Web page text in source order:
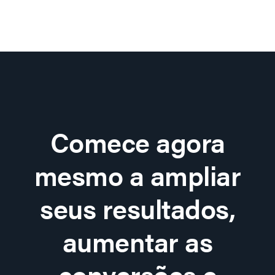
Comece agora
mesmo a ampliar
seus resultados,
aumentar as